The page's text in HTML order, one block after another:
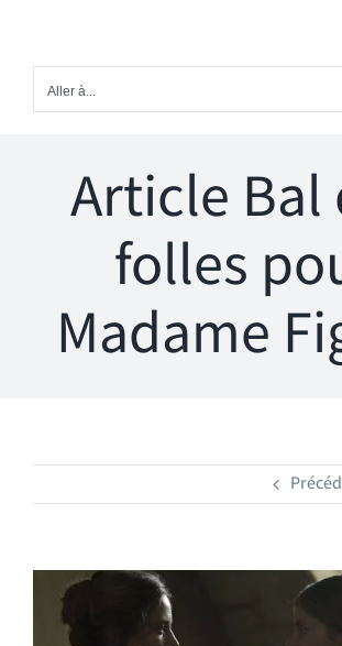
Aller à...
Article Bal
folles
Madame
l'image